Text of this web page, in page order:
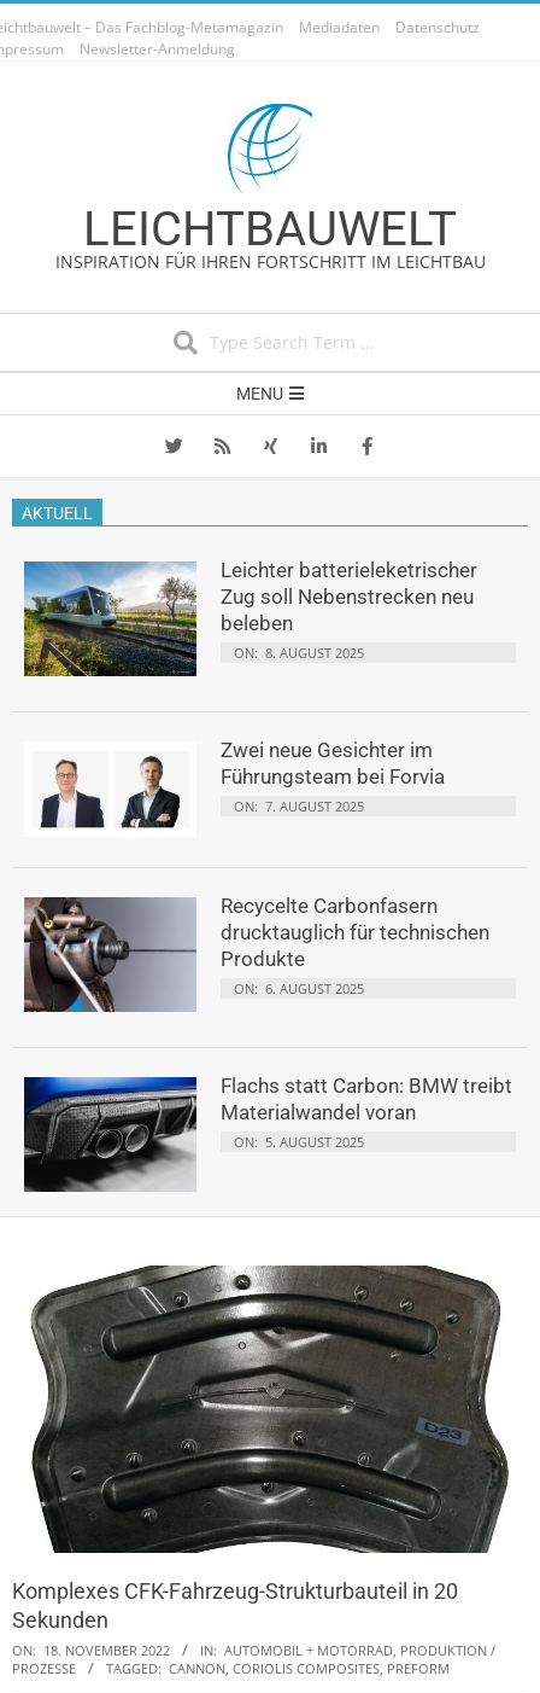
Skip
to
– Das Fachblog-Metamagazin Mediadaten
Datenschutz
Newsletter-Anmeldung
LEICHTBAUWELT
INSPIRATION FÜR IHREN FORTSCHRITT IM LEICHTBAU
Navigation
MENU
AKTUELL
Leichter batterieleketrischer
Zug soll Nebenstrecken neu
beleben
ON: 8. AUGUST 2025
Zwei neue Gesichter im
Führungsteam bei Forvia
ON: 7. AUGUST 2025
Recycelte Carbonfasern
drucktauglich für technischen
Produkte
ON: 6. AUGUST 2025
Flachs statt Carbon: BMW treibt
Materialwandel voran
ON: 5. AUGUST 2025
Komplexes CFK-Fahrzeug-Strukturbauteil in 20
Sekunden
ON: 18. NOVEMBER 2022 IN: AUTOMOBIL + MOTORRAD, PRODUKTION /
PROZESSE
TAGGED: CANNON, CORIOLIS COMPOSITES, PREFORM